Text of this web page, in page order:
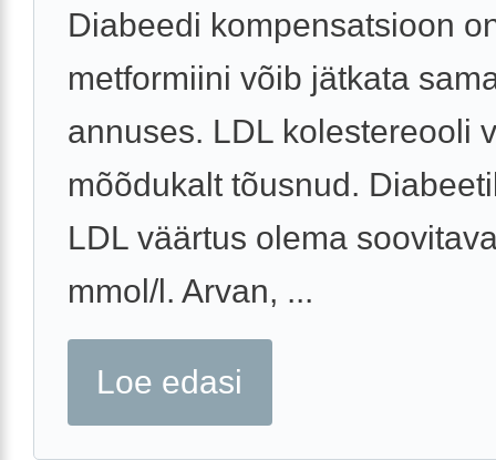
Diabeedi kompensatsioon
metformiini võib jätkata
annuses. LDL kolestereooli
mõõdukalt tõusnud.
LDL väärtus olema
mmol/l. Arvan, ...
Loe edasi